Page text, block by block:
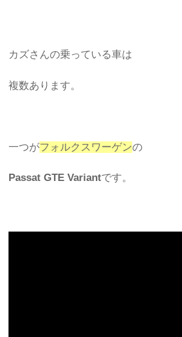
カズさんの乗っている車は
複数あります。
一つがフォルクスワーゲンの
Passat GTE Variantです。